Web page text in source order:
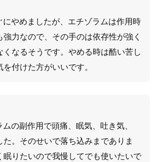
にやめましたが、エチゾラムは作用時
力なので、その手のは依存性が強く
くなるそうです。やめる時は酷い苦し
付けた方がいいです。
ムの副作用で頭痛、眠気、吐き気、
た。そのせいで落ち込みまでありま
眠りたいので我慢してでも使いたいで